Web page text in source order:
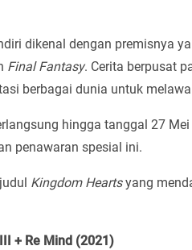
dikenal dengan premisnya
Final Fantasy. Cerita berpusat
berbagai dunia untuk
hingga tanggal 27
penawaran spesial ini.
Kingdom Heartsyang
+ Re Mind (2021)